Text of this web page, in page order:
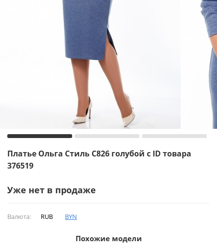
Платье Ольга Стиль С826 голубой с ID товара
376519
Уже нет в продаже
Валюта: RUB BYN
Похожие модели